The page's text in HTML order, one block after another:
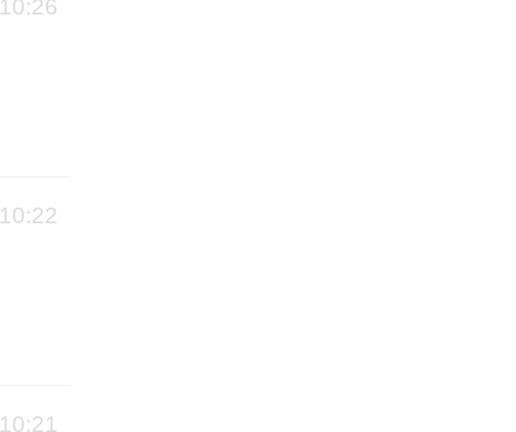
10:26
10:22
10:21